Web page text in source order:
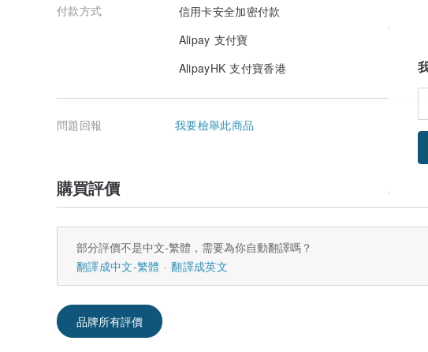
付款方式
信用卡安全加密付款
Alipay 支付寶
AlipayHK 支付寶香港
問題回報 我要檢舉此商品
購買評價
部分評價不是中文-繁體，需要為你自動翻譯嗎？
翻譯成中文-繁體
翻譯成英文
品牌所有評價